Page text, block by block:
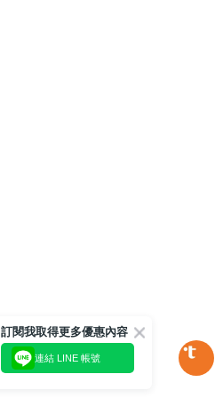
訂閱我取得更多優惠內容
連結 LINE 帳號